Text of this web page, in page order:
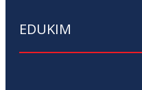
EDUKIM